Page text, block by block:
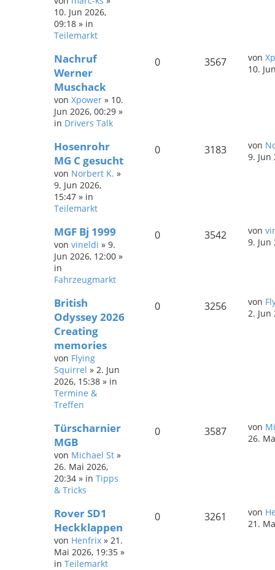
10. Jun 2026,
09:18 » in
Teilemarkt
Nachruf
Werner
Muschack
von Xpower » 10.
Jun 2026, 00:29 »
in Drivers Talk
0 3567 von
10.
Hosenrohr
MG C gesucht
von Norbert K. »
9. Jun 2026,
15:47 » in
Teilemarkt
0 3183 von
9. Jun
MGF Bj 1999
von vineldi » 9.
Jun 2026, 12:00 »
in
Fahrzeugmarkt
0 3542 von
9. Jun
British
Odyssey 2026
Creating
memories
von Flying
Squirrel » 2. Jun
2026, 15:38 » in
Termine &
Treffen
0 3256 von
2. Jun
Türscharnier
MGB
von Michael St »
26. Mai 2026,
20:34 » in Tipps
& Tricks
0 3587 von
26.
Rover SD1
Heckklappen
von Henfrix » 21.
Mai 2026, 19:35 »
in Teilemarkt
0 3261 von
21.